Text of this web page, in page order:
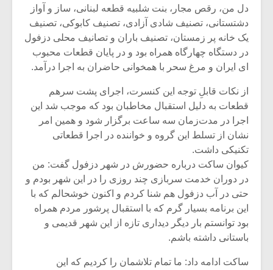
دل من، رقص مجار، بنت شلبیه قطعه لبنانی، ساز و آواز
دشتستانی، تصنیف شادی آزادی، تصنیف کابوکی، تصنیف
یک خانه پر زمستان، تصنیف باران و تصانیف محلی دزفول
در دستگاه چهارگاه همراه بود و در پایان قطعات محبوب
ای ایران و مرغ سحر با همخوانی حاضران به اجرا درآمد.
از نکات قابل‌ِ توجه این کنسرت، اجرای پشت سرهم
قطعات به دلیل استقبال مخاطبان بود که موجب شد این
اجرا در مدت‌زمان سه ساعت برگزار شود و همین امر
نشان از تسلط این گروه و خواننده در اجرا قطعاتی
تکنیکی داشت.
کیوان ساکت درباره حضورش در شهر دزفول گفت: من
در دوران خدمت سربازی چند روزی را در این شهر بودم و
حتی در آب دزفول هم شنا کردم و اکنون خوشحالم که با
این برنامه بسیار گرم که با استقبال پرشور مردم همراه
بود توانستم بار دیگر دیداری تازه از این شهر قدیمی و
باستانی داشته باشم.
ساکت ادامه داد: ما تمام تلاشمان را کردیم که این